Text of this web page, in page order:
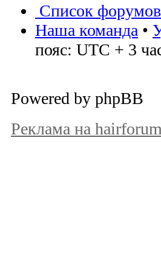
Список форумов
Наша команда •
пояс: UTC + 3
Powered by phpBB
Реклама на